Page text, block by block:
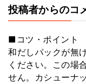
投稿者からのコ
■コツ・ポイント
和だしパックが無
ください。この場
せん。カシューナ